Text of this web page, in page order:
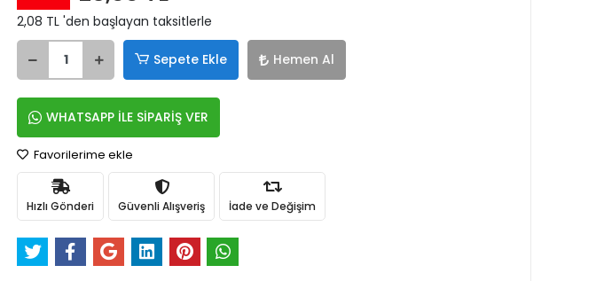
2,08 TL 'den başlayan taksitlerle
Sepete Ekle Hemen Al
WHATSAPP İLE SİPARİŞ VER
Favorilerime ekle
Hızlı Gönderi Güvenli Alışveriş İade ve Değişim